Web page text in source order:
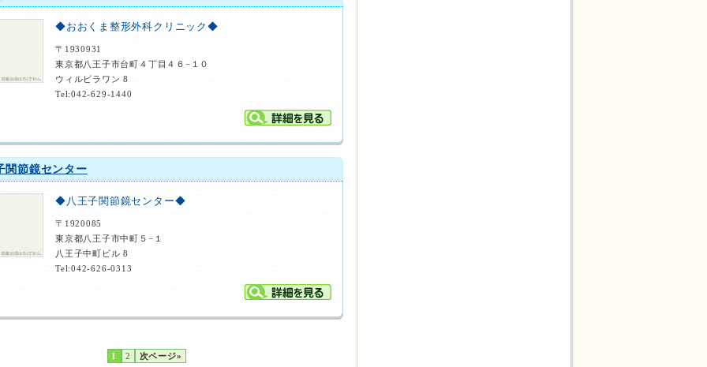
◆おおくま整形外科クリニック◆
〒1930931
東京都八王子市台町４丁目４６−１０
ウィルビラワン 8
Tel:042-629-1440
関節鏡センター
◆八王子関節鏡センター◆
〒1920085
東京都八王子市中町５−１
八王子中町ビル 8
Tel:042-626-0313
1 2 次ページ»